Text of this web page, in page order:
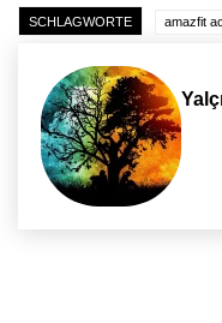
SCHLAGWORTE amazfit